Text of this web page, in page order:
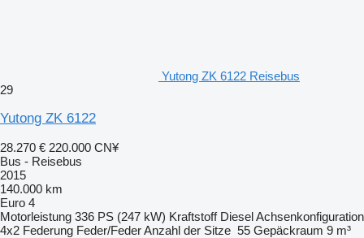
Yutong ZK 6122 Reisebus
29
Yutong ZK 6122
28.270 € 220.000 CN¥
Bus - Reisebus
2015
140.000 km
Euro 4
Motorleistung 336 PS (247 kW) Kraftstoff DieselAchsenkonfiguration
4x2 Federung Feder/FederAnzahl der Sitze 55 Gepäckraum 9 m³